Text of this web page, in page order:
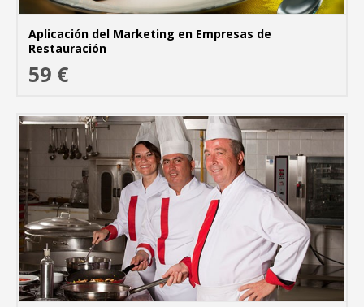
Aplicación del Marketing en Empresas de
Restauración
59 €